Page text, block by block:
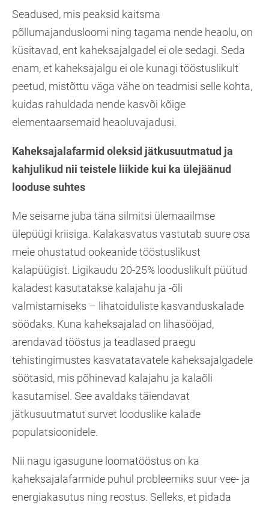
Seadused, mis peaksid kaitsma
põllumajandusloomi ning tagama nende heaolu, on
küsitavad, ent kaheksajalgadel ei ole sedagi. Seda
enam, et kaheksajalgu ei ole kunagi tööstuslikult
peetud, mistõttu väga vähe on teadmisi selle kohta,
kuidas rahuldada nende kasvõi kõige
elementaarsemaid heaoluvajadusi.
Kaheksajalafarmid oleksid jätkusuutmatud ja
kahjulikud nii teistele liikide kui ka ülejäänud
looduse suhtes
Me seisame juba täna silmitsi ülemaailmse
ülepüügi kriisiga. Kalakasvatus vastutab suure osa
meie ohustatud ookeanide tööstuslikust
kalapüügist. Ligikaudu 20-25% looduslikult püütud
kaladest kasutatakse kalajahu ja -õli
valmistamiseks – lihatoiduliste kasvanduskalade
söödaks. Kuna kaheksajalad on lihasööjad,
arendavad tööstus ja teadlased praegu
tehistingimustes kasvatatavatele kaheksajalgadele
söötasid, mis põhinevad kalajahu ja kalaõli
kasutamisel. See avaldaks täiendavat
jätkusuutmatut survet looduslike kalade
populatsioonidele.
Nii nagu igasugune loomatööstus on ka
kaheksajalafarmide puhul probleemiks suur vee- ja
energiakasutus ning reostus. Selleks, et pidada